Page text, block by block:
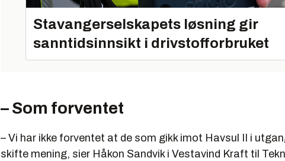
Stavangerselskapets løsning gir
sanntidsinnsikt i drivstofforbruket
– Som forventet
– Vi har ikke forventet at de som gikk imot Havsul II i
skifte mening, sier Håkon Sandvik i Vestavind Kraft til